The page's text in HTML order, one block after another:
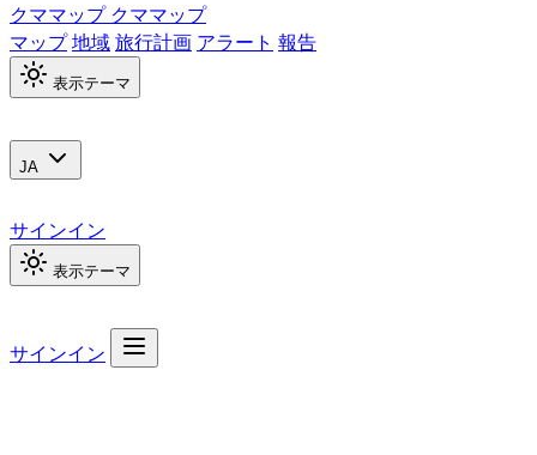
クママップ クママップ
マップ地域旅行計画 アラート 報告
表示テーマ
JA
サインイン
表示テーマ
サインイン